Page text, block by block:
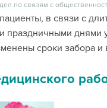
по связям с
в связи с
праздничными днями
сроки забора